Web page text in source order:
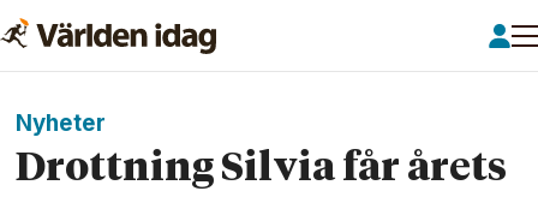
Nyheter
Drottning Silvia får årets